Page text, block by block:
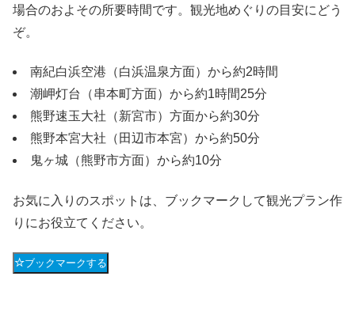
場合のおよその所要時間です。観光地めぐりの目安にどう
ぞ。
南紀白浜空港（白浜温泉方面）から約2時間
潮岬灯台（串本町方面）から約1時間25分
熊野速玉大社（新宮市）方面から約30分
熊野本宮大社（田辺市本宮）から約50分
鬼ヶ城（熊野市方面）から約10分
お気に入りのスポットは、ブックマークして観光プラン作
りにお役立てください。
ブックマークする